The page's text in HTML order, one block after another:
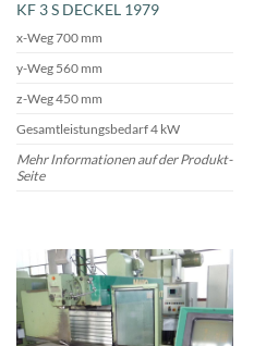
KF 3 S DECKEL 1979
x-Weg 700 mm
y-Weg 560 mm
z-Weg 450 mm
Gesamtleistungsbedarf 4 kW
Mehr Informationen auf der Produkt-
Seite